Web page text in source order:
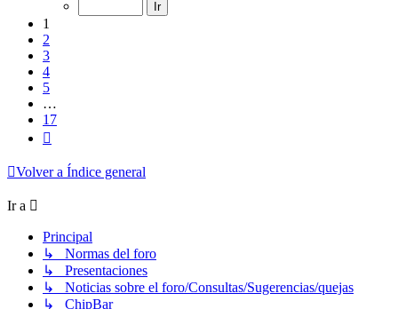
1
2
3
4
5
…
17
Volver a Índice general
Ir a
Principal
↳ Normas del foro
↳ Presentaciones
↳ Noticias sobre el foro/Consultas/Sugerencias/quejas
↳ ChipBar